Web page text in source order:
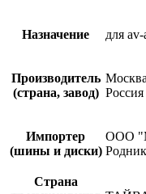
Назначение для
Производитель
(страна, завод) Россия
Импортер
(шины и диски)
ООО
Страна